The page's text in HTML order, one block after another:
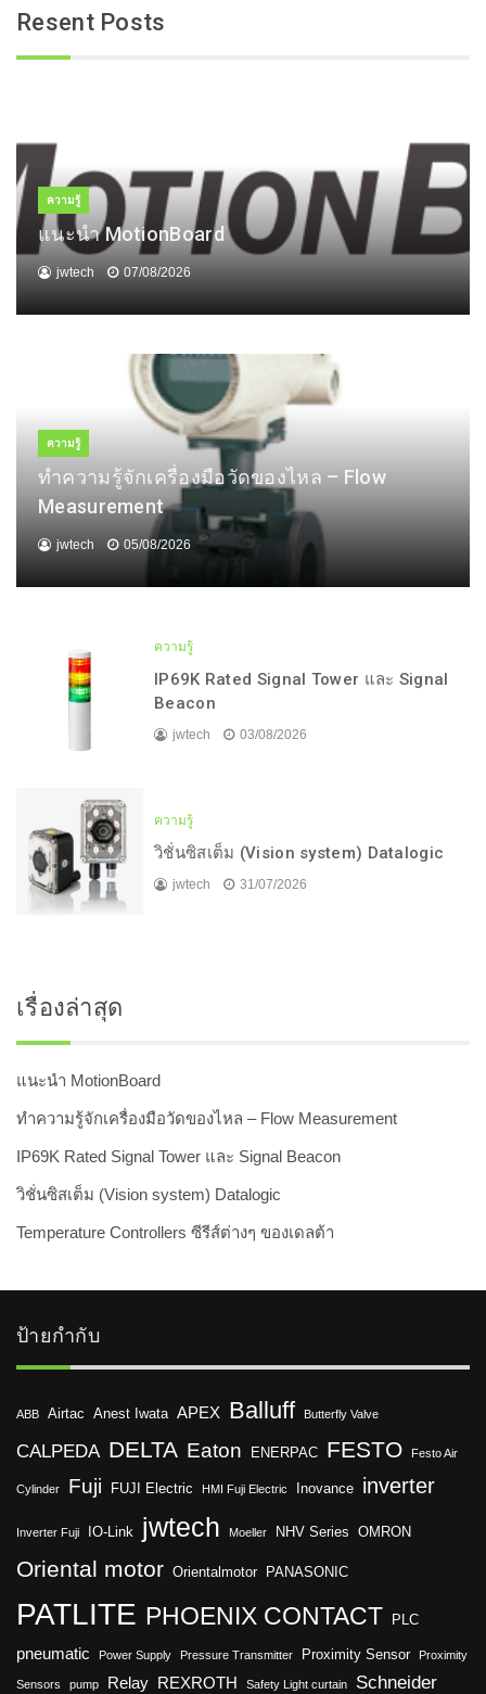
Resent Posts
ความรู้
แนะนำ MotionBoard
jwtech 07/08/2026
ความรู้
ทำความรู้จักเครื่องมือวัดของไหล – Flow
Measurement
jwtech 05/08/2026
ความรู้
IP69K Rated Signal Tower และ Signal
Beacon
jwtech 03/08/2026
ความรู้
วิชั่นซิสเต็ม (Vision system) Datalogic
jwtech 31/07/2026
เรื่องล่าสุด
แนะนำ MotionBoard
ทำความรู้จักเครื่องมือวัดของไหล – Flow Measurement
IP69K Rated Signal Tower และ Signal Beacon
วิชั่นซิสเต็ม (Vision system) Datalogic
Temperature Controllers ซีรีส์ต่างๆ ของเดลต้า
ป้ายกำกับ
ABB Airtac Anest Iwata APEX Balluff Butterfly Valve
CALPEDA DELTA Eaton ENERPAC FESTO Festo Air
Cylinder Fuji FUJI Electric HMI Fuji Electric Inovance inverter
Inverter Fuji IO-Link jwtech Moeller NHV Series OMRON
Oriental motor Orientalmotor PANASONIC
PATLITE PHOENIX CONTACT PLC
pneumatic Power Supply Pressure Transmitter Proximity Sensor Proximity
Sensors pump Relay REXROTH Safety Light curtain Schneider